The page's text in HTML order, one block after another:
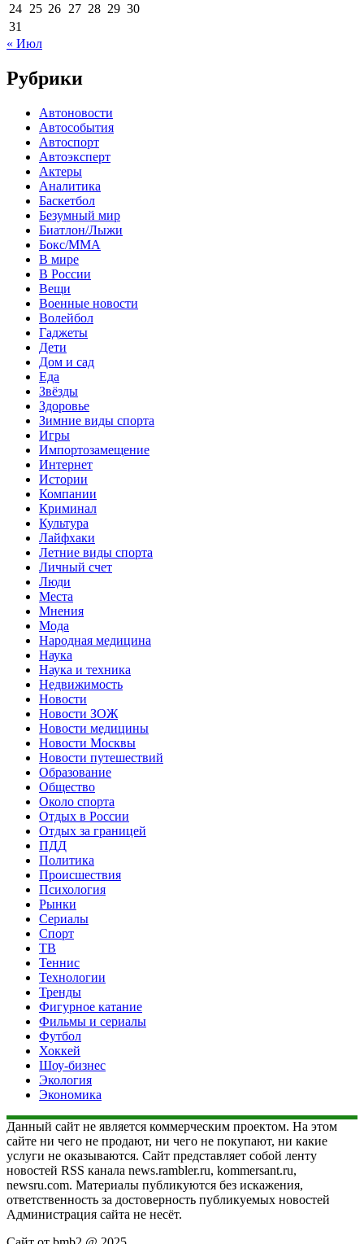
24 25 26 27 28 29 30
31
« Июл
Рубрики
Автоновости
Автособытия
Автоспорт
Автоэксперт
Актеры
Аналитика
Баскетбол
Безумный мир
Биатлон/Лыжи
Бокс/MMA
В мире
В России
Вещи
Военные новости
Волейбол
Гаджеты
Дети
Дом и сад
Еда
Звёзды
Здоровье
Зимние виды спорта
Игры
Импортозамещение
Интернет
Истории
Компании
Криминал
Культура
Лайфхаки
Летние виды спорта
Личный счет
Люди
Места
Мнения
Мода
Народная медицина
Наука
Наука и техника
Недвижимость
Новости
Новости ЗОЖ
Новости медицины
Новости Москвы
Новости путешествий
Образование
Общество
Около спорта
Отдых в России
Отдых за границей
ПДД
Политика
Происшествия
Психология
Рынки
Сериалы
Спорт
ТВ
Теннис
Технологии
Тренды
Фигурное катание
Фильмы и сериалы
Футбол
Хоккей
Шоу-бизнес
Экология
Экономика
Данный сайт не является коммерческим проектом. На этом
сайте ни чего не продают, ни чего не покупают, ни какие
услуги не оказываются. Сайт представляет собой ленту
новостей RSS канала news.rambler.ru, kommersant.ru,
newsru.com. Материалы публикуются без искажения,
ответственность за достоверность публикуемых новостей
Администрация сайта не несёт.